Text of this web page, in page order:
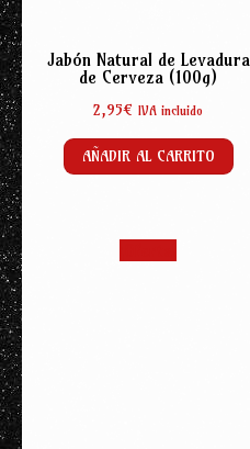
Jabón Natural de Levadura
de Cerveza (100g)
2,95€ IVA incluido
AÑADIR AL CARRITO